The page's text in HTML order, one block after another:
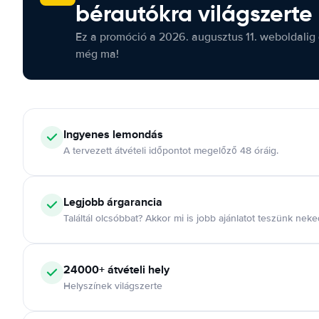
bérautókra világszerte
Ez a promóció a 2026. augusztus 11.
még ma!
Ingyenes lemondás
A tervezett átvételi időpontot megelőző 48 óráig.
Legjobb árgarancia
Találtál olcsóbbat? Akkor mi is jobb ajánlatot teszünk
24000+ átvételi hely
Helyszínek világszerte